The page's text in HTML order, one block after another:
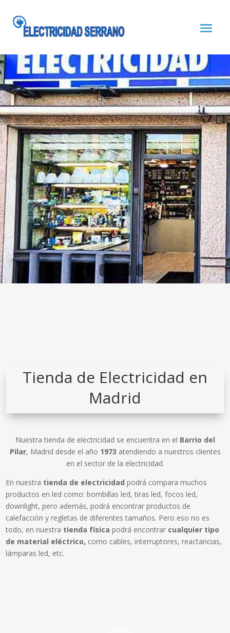
Tienda de Electricidad en
Madrid
Nuestra tienda de electricidad se encuentra en el Barrio del
Pilar, Madrid desde el año 1973 atendiendo a nuestros clientes
en el sector de la electricidad.
En nuestra tienda de electricidad podrá compara muchos
productos en led como: bombillas led, tiras led, focos led,
downlight, pero además, podrá encontrar productos de
calefacción y regletas de diferentes tamaños. Pero eso no es
todo, en nuestra tienda física podrá encontrar cualquier tipo
de material eléctrico, como cables, interruptores, reactancias,
lámparas led, etc.